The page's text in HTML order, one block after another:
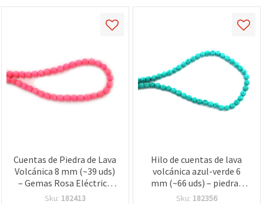
Cuentas de Piedra de Lava
Volcánica 8 mm (~39 uds)
– Gemas Rosa Eléctrico
Vibrante para Bisutería y
Sku: 182413
Hilo de cuentas de lava
volcánica azul-verde 6
mm (~66 uds) – piedras
naturales texturizadas
Sku: 182356